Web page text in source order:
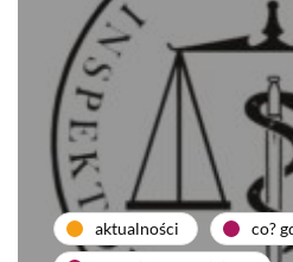
aktualności
co?